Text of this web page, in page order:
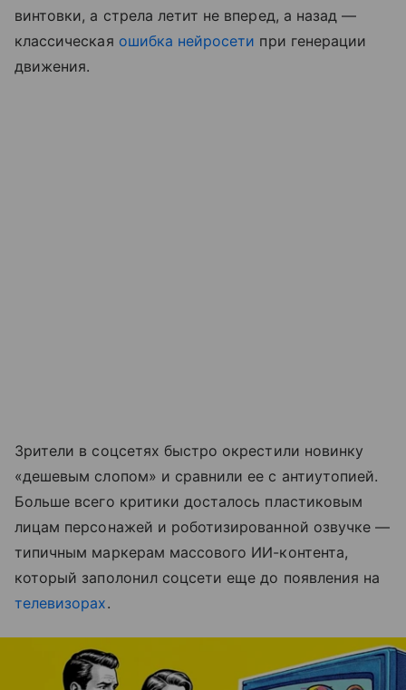
винтовки, а стрела летит не вперед, а назад —
классическая ошибка нейросети при генерации
движения.
Зрители в соцсетях быстро окрестили новинку
«дешевым слопом» и сравнили ее с антиутопией.
Больше всего критики досталось пластиковым
лицам персонажей и роботизированной озвучке —
типичным маркерам массового ИИ-контента,
который заполонил соцсети еще до появления на
телевизорах.